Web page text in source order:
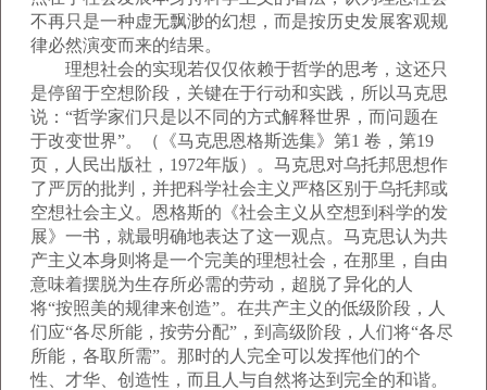
不再只是一种虚无飘渺的幻想，而是按历史发展客观规
律必然演变而来的结果。
理想社会的实现若仅仅依赖于哲学的思考，这还只
是停留于空想阶段，关键在于行动和实践，所以马克思
说：“哲学家们只是以不同的方式解释世界，而问题在
于改变世界”。（《马克思恩格斯选集》第1 卷，第19
页，人民出版社，1972年版）。马克思对乌托邦思想作
了严厉的批判，并把科学社会主义严格区别于乌托邦或
空想社会主义。恩格斯的《社会主义从空想到科学的发
展》一书，就最明确地表达了这一观点。马克思认为共
产主义本身则将是一个完美的理想社会，在那里，自由
意味着摆脱为生存所必需的劳动，超脱了异化的人
将“按照美的规律来创造”。在共产主义的低级阶段，人
们应“各尽所能，按劳分配”，到高级阶段，人们将“各尽
所能，各取所需”。那时的人完全可以发挥他们的个
性、才华、创造性，而且人与自然将达到完全的和谐。